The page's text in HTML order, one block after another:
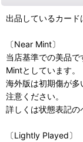
出品しているカード
〔Near Mint〕
当店基準での美品
Mintとしています。
海外版は初期傷が
注意ください。
詳しくは状態表記の
〔Lightly Played〕